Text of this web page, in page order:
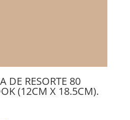
DE RESORTE 80
(12CM X 18.5CM).